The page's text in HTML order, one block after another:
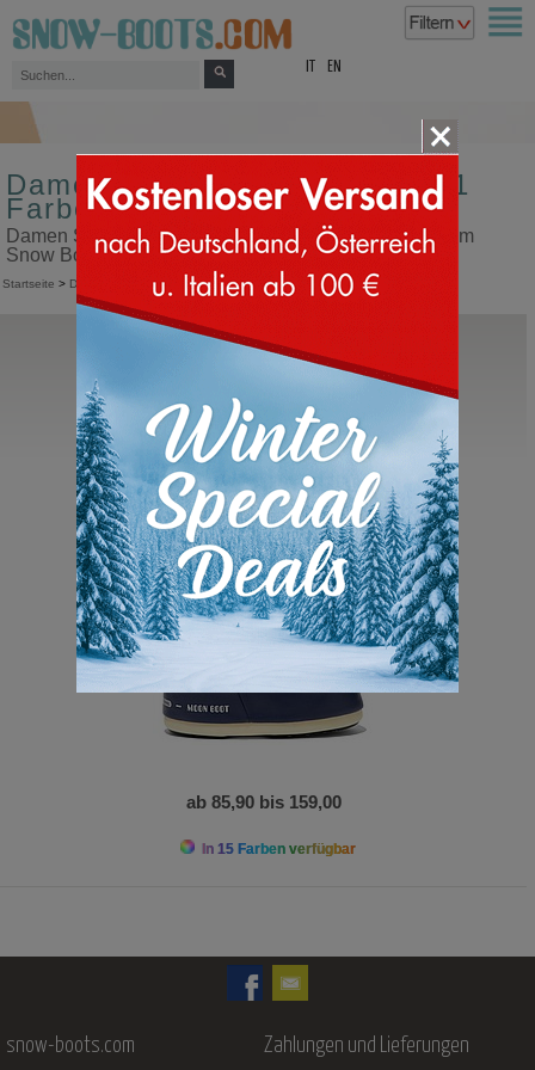
EN
Damen Schneestiefel Größe 31
Farbe sand
Damen Schneestiefel Größe 31 Farbe sand in unserem
Snow Boots Online Shop kaufen
Startseite > Damen Schneestiefel
Moon Boot®
Icon Nylon Boot
ab 85,90 bis 159,00
In 15 Farben verfügbar
snow-boots.com Zahlungen und Lieferungen